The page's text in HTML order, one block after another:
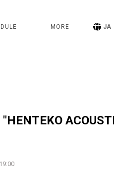
MORE JA